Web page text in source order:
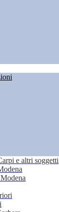
e altri soggetti